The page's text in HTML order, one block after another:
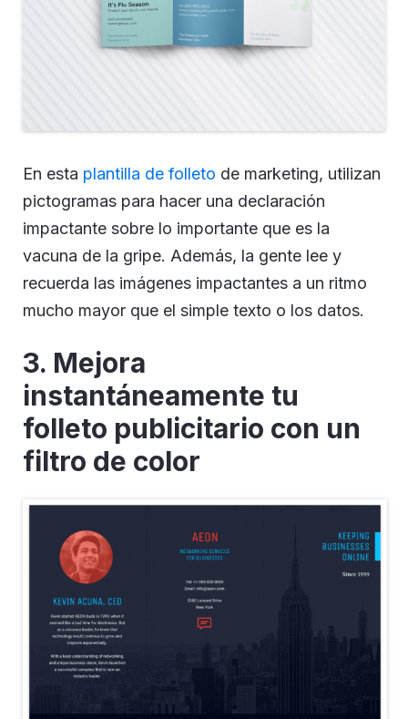
En esta plantilla de folleto de marketing, utilizan
pictogramas para hacer una declaración
impactante sobre lo importante que es la
vacuna de la gripe. Además, la gente lee y
recuerda las imágenes impactantes a un ritmo
mucho mayor que el simple texto o los datos.
3. Mejora
instantáneamente tu
folleto publicitario con un
filtro de color